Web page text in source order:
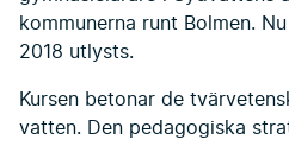
kommunerna runt Bolmen.
2018 utlysts.
Kursen betonar de
vatten. Den pedagogiska